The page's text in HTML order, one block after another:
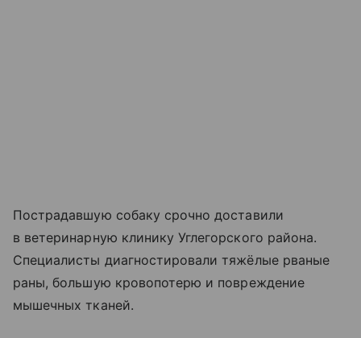
Пострадавшую собаку срочно доставили
в ветеринарную клинику Углегорского района.
Специалисты диагностировали тяжёлые рваные
раны, большую кровопотерю и повреждение
мышечных тканей.